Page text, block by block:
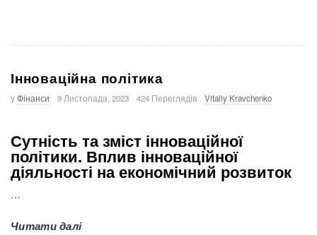
Інноваційна політика
уФінанси 9 Листопада, 2023 424 Переглядів Vitaliy Kravchenko
Сутність та зміст інноваційної
політики. Вплив інноваційної
діяльності на економічний розвиток
…
Читати далі